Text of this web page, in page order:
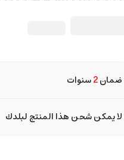
ضمان2سنوات
لا يمكن شحن هذا المنتج لبلدك